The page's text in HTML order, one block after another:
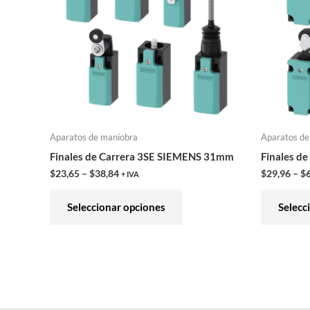
Aparatos de maniobra
Finales de Carrera 3SE SIEMENS 31mm
$23,65 – $38,84 + IVA
Seleccionar opciones
variantes.
Las
opciones
página
Aparatos
Finales
$29,96 – $